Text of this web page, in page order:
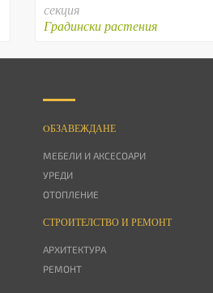
секция
Градински растения
OБЗАВЕЖДАНЕ
МЕБЕЛИ И АКСЕСОАРИ
УРЕДИ
ОТОПЛЕНИЕ
СТРОИТЕЛСТВО И РЕМОНТ
АРХИТЕКТУРА
РЕМОНТ